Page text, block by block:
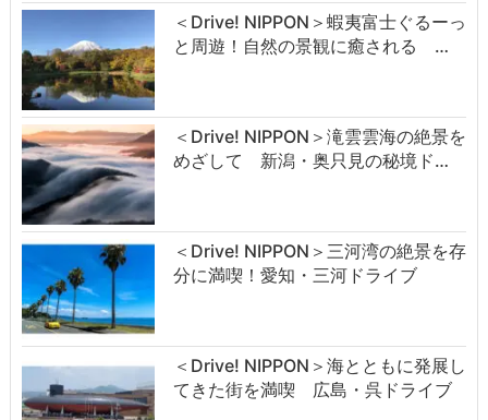
＜Drive! NIPPON＞蝦夷富士ぐるーっ
と周遊！自然の景観に癒される …
＜Drive! NIPPON＞滝雲雲海の絶景を
めざして 新潟・奥只見の秘境ド…
＜Drive! NIPPON＞三河湾の絶景を存
分に満喫！愛知・三河ドライブ
＜Drive! NIPPON＞海とともに発展し
てきた街を満喫 広島・呉ドライブ